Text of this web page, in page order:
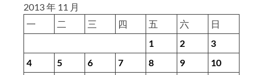
2013 年 11 月
一
二 三 四 五 六
日
1
2
3
4
5 6 7 8 9
10